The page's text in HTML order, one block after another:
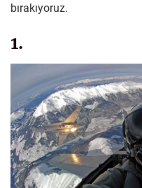
bırakıyoruz.
1.